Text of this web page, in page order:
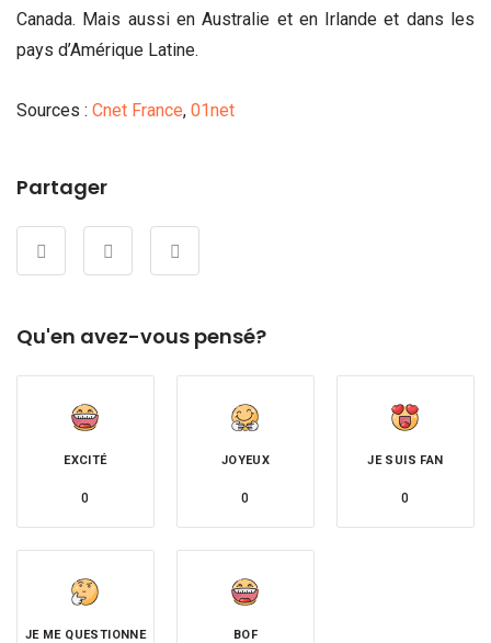
Canada. Mais aussi en Australie et en Irlande et dans les
pays d’Amérique Latine.
Sources : Cnet France, 01net
Partager
Qu'en avez-vous pensé?
EXCITÉ
0
JOYEUX
0
JE SUIS FAN
0
JE ME QUESTIONNE BOF